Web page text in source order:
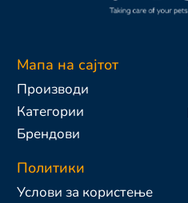
Мапа на сајтот
Производи
Категории
Брендови
Политики
Услови за користење